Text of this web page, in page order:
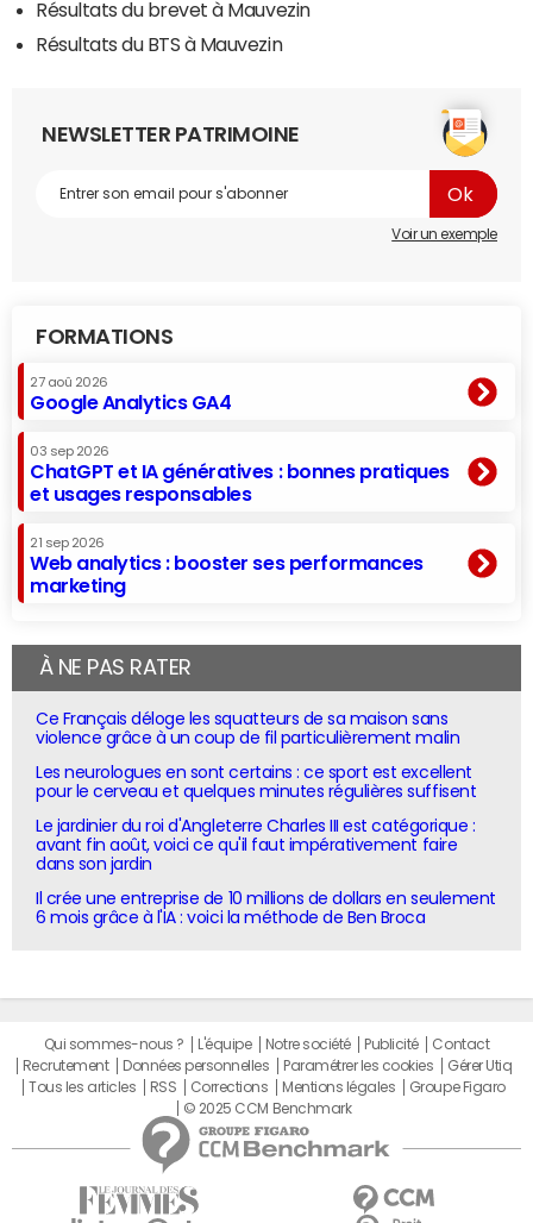
Résultats du brevet à Mauvezin
Résultats du BTS à Mauvezin
NEWSLETTER PATRIMOINE
Voir un exemple
FORMATIONS
27 aoû 2026
Google Analytics GA4
03 sep 2026
ChatGPT et IA génératives : bonnes pratiques
et usages responsables
21 sep 2026
Web analytics : booster ses performances
marketing
À NE PAS RATER
Ce Français déloge les squatteurs de sa maison sans
violence grâce à un coup de fil particulièrement malin
Les neurologues en sont certains : ce sport est excellent
pour le cerveau et quelques minutes régulières suffisent
Le jardinier du roi d'Angleterre Charles III est catégorique :
avant fin août, voici ce qu'il faut impérativement faire
dans son jardin
Il crée une entreprise de 10 millions de dollars en seulement
6 mois grâce à l'IA : voici la méthode de Ben Broca
Qui sommes-nous ? L'équipe Notre société Publicité
Contact
Recrutement
Données personnelles Paramétrer les cookies
Gérer Utiq
Tous les articles
RSS Corrections Mentions légales
Groupe Figaro
© 2025 CCM Benchmark